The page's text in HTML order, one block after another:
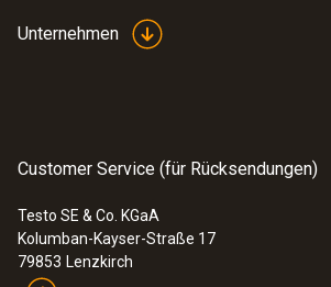
Unternehmen
Customer Service (für Rücksendungen)
Testo SE & Co. KGaA
Kolumban-Kayser-Straße 17
79853 Lenzkirch